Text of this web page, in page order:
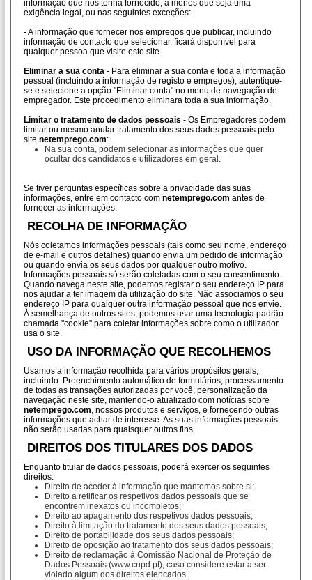
informação que nos tenha fornecido, a menos que seja uma
exigência legal, ou nas seguintes exceções:
- A informação que fornecer nos empregos que publicar, incluindo
informação de contacto que selecionar, ficará disponível para
qualquer pessoa que visite este site.
Eliminar a sua conta - Para eliminar a sua conta e toda a informação
pessoal (incluindo a informação de registo e empregos), autentique-
se e selecione a opção "Eliminar conta" no menu de navegação de
empregador. Este procedimento eliminara toda a sua informação.
Limitar o tratamento de dados pessoais - Os Empregadores podem
limitar ou mesmo anular tratamento dos seus dados pessoais pelo
site netemprego.com:
Na sua conta, podem selecionar as informações que quer
ocultar dos candidatos e utilizadores em geral.
Se tiver perguntas específicas sobre a privacidade das suas
informações, entre em contacto com netemprego.com antes de
fornecer as informações.
RECOLHA DE INFORMAÇÃO
Nós coletamos informações pessoais (tais como seu nome, endereço
de e-mail e outros detalhes) quando envia um pedido de informação
ou quando envia os seus dados por qualquer outro motivo.
Informações pessoais só serão coletadas com o seu consentimento..
Quando navega neste site, podemos registar o seu endereço IP para
nos ajudar a ter imagem da utilização do site. Não associamos o seu
endereço IP para qualquer outra informação pessoal que nos envie.
À semelhança de outros sites, podemos usar uma tecnologia padrão
chamada "cookie" para coletar informações sobre como o utilizador
usa o site.
USO DA INFORMAÇÃO QUE RECOLHEMOS
Usamos a informação recolhida para vários propósitos gerais,
incluindo: Preenchimento automático de formulários, processamento
de todas as transações autorizadas por você, personalização da
navegação neste site, mantendo-o atualizado com notícias sobre
netemprego.com, nossos produtos e serviços, e fornecendo outras
informações que achar de interesse. As suas informações pessoais
não serão usadas para quaisquer outros fins.
DIREITOS DOS TITULARES DOS DADOS
Enquanto titular de dados pessoais, poderá exercer os seguintes
direitos:
Direito de aceder à informação que mantemos sobre si;
Direito a retificar os respetivos dados pessoais que se
encontrem inexatos ou incompletos;
Direito ao apagamento dos respetivos dados pessoais;
Direito à limitação do tratamento dos seus dados pessoais;
Direito de portabilidade dos seus dados pessoais;
Direito de oposição ao tratamento dos seus dados pessoais;
Direito de reclamação à Comissão Nacional de Proteção de
Dados Pessoais (www.cnpd.pt), caso considere estar a ser
violado algum dos direitos elencados.